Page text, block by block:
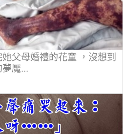
父母婚禮的花童 ，沒想到
魘...